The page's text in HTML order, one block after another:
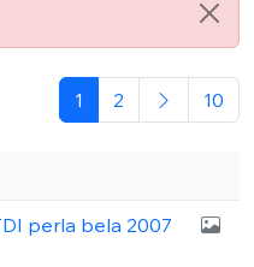
1 2 10
perla bela 2007